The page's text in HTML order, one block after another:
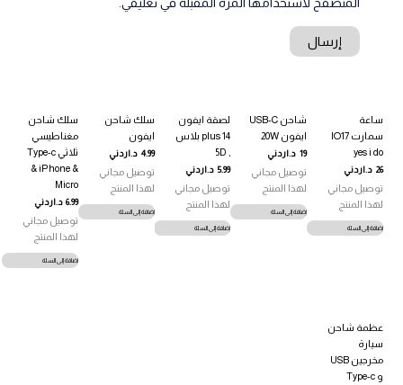
ساعة
سمارت IO17
yes i do
26 د.اردني
توصيل مجاني
لهذا المنتج
إضافة إلى السلة
شاحن USB-C
ايفون 20W
19 د.اردني
توصيل مجاني
لهذا المنتج
إضافة إلى السلة
لصقة ايفون
14 plus بلاس
5.99 د.اردني
توصيل مجاني
لهذا المنتج
إضافة إلى السلة
سلك شاحن
ايفون
4.99 د.اردني
توصيل مجاني
لهذا المنتج
إضافة إلى السلة
سلك شاحن
مغناطيسي
ثلاثي Type-c
& iPhone &
Micro
6.99 د.اردني
توصيل مجاني
لهذا المنتج
إضافة إلى السلة
عظمة شاحن
سيارة
مخرجين USB
و Type-c